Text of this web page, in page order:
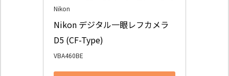
Nikon
Nikon デジタル一眼レフカメラ
D5 (CF-Type)
VBA460BE